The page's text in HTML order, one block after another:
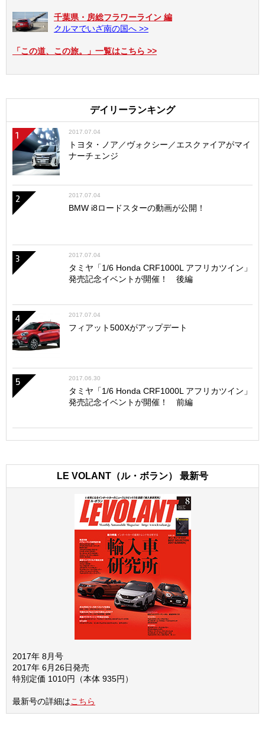
千葉県・房総フラワーライン 編
クルマでいざ南の国へ >>
「この道、この旅。」一覧はこちら >>
デイリーランキング
1 2017.07.04
トヨタ・ノア／ヴォクシー／エスクァイアがマイ
ナーチェンジ
2 2017.07.04
BMW i8ロードスターの動画が公開！
3 2017.07.04
タミヤ「1/6 Honda CRF1000L アフリカツイン」
発売記念イベントが開催！ 後編
4 2017.07.04
フィアット500Xがアップデート
5 2017.06.30
タミヤ「1/6 Honda CRF1000L アフリカツイン」
発売記念イベントが開催！ 前編
LE VOLANT（ル・ボラン） 最新号
2017年 8月号
2017年 6月26日発売
特別定価 1010円（本体 935円）
最新号の詳細はこちら